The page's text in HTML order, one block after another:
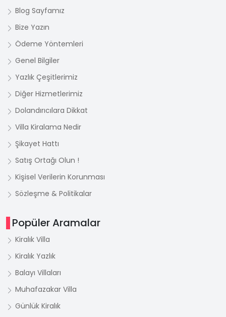
Blog Sayfamız
Bize Yazın
Ödeme Yöntemleri
Genel Bilgiler
Yazlık Çeşitlerimiz
Diğer Hizmetlerimiz
Dolandırıcılara Dikkat
Villa Kiralama Nedir
Şikayet Hattı
Satış Ortağı Olun !
Kişisel Verilerin Korunması
Sözleşme & Politikalar
Popüler Aramalar
Kiralık Villa
Kiralık Yazlık
Balayı Villaları
Muhafazakar Villa
Günlük Kiralık